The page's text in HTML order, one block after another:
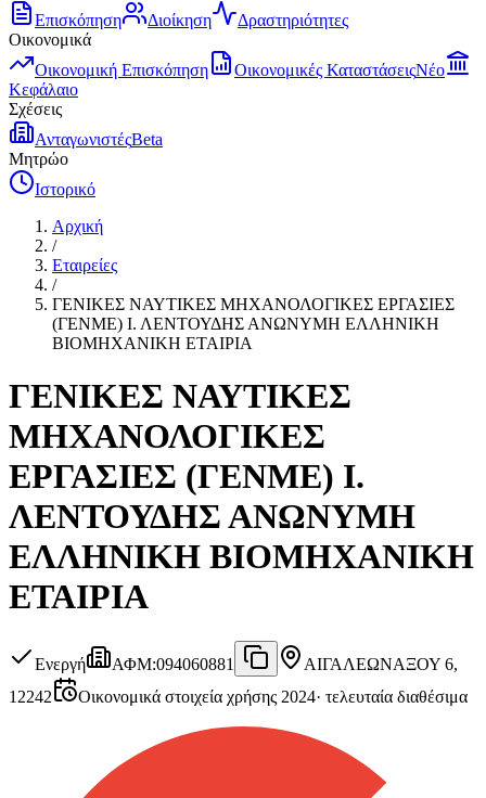
Επισκόπηση
Διοίκηση
Δραστηριότητες
Οικονομικά
Οικονομική Επισκόπηση
Οικονομικές ΚαταστάσειςΝέο
Κεφάλαιο
Σχέσεις
ΑνταγωνιστέςBeta
Μητρώο
Ιστορικό
Αρχική
/
Εταιρείες
/
ΓΕΝΙΚΕΣ ΝΑΥΤΙΚΕΣ ΜΗΧΑΝΟΛΟΓΙΚΕΣ ΕΡΓΑΣΙΕΣ
(ΓΕΝΜΕ) Ι. ΛΕΝΤΟΥΔΗΣ ΑΝΩΝΥΜΗ ΕΛΛΗΝΙΚΗ
ΒΙΟΜΗΧΑΝΙΚΗ ΕΤΑΙΡΙΑ
ΓΕΝΙΚΕΣ ΝΑΥΤΙΚΕΣ
ΜΗΧΑΝΟΛΟΓΙΚΕΣ
ΕΡΓΑΣΙΕΣ (ΓΕΝΜΕ) Ι.
ΛΕΝΤΟΥΔΗΣ ΑΝΩΝΥΜΗ
ΕΛΛΗΝΙΚΗ ΒΙΟΜΗΧΑΝΙΚΗ
ΕΤΑΙΡΙΑ
Ενεργή ΑΦΜ:094060881 ΑΙΓΑΛΕΩΝΑΞΟΥ 6,
12242
Οικονομικά στοιχεία χρήσης 2024· τελευταία διαθέσιμα